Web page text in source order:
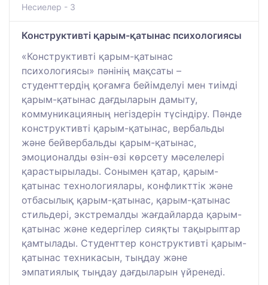
Несиелер - 3
Конструктивті қарым-қатынас психологиясы
«Конструктивті қарым-қатынас
психологиясы» пәнінің мақсаты –
студенттердің қоғамға бейімделуі мен тиімді
қарым-қатынас дағдыларын дамыту,
коммуникацияның негіздерін түсіндіру. Пәнде
конструктивті қарым-қатынас, вербальды
және бейвербальды қарым-қатынас,
эмоционалды өзін-өзі көрсету мәселелері
қарастырылады. Сонымен қатар, қарым-
қатынас технологиялары, конфликттік және
отбасылық қарым-қатынас, қарым-қатынас
стильдері, экстремалды жағдайларда қарым-
қатынас және кедергілер сияқты тақырыптар
қамтылады. Студенттер конструктивті қарым-
қатынас техникасын, тыңдау және
эмпатиялық тыңдау дағдыларын үйренеді.